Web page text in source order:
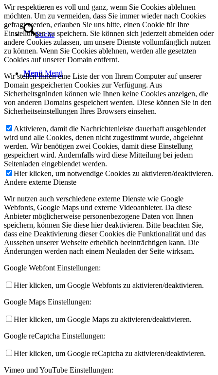
Suche
Menü Menü
Wir respektieren es voll und ganz, wenn Sie Cookies ablehnen
möchten. Um zu vermeiden, dass Sie immer wieder nach Cookies
gefragt werden, erlauben Sie uns bitte, einen Cookie für Ihre
Einstellungen zu speichern. Sie können sich jederzeit abmelden oder
andere Cookies zulassen, um unsere Dienste vollumfänglich nutzen
zu können. Wenn Sie Cookies ablehnen, werden alle gesetzten
Cookies auf unserer Domain entfernt.
Wir stellen Ihnen eine Liste der von Ihrem Computer auf unserer
Domain gespeicherten Cookies zur Verfügung. Aus
Sicherheitsgründen können wie Ihnen keine Cookies anzeigen, die
von anderen Domains gespeichert werden. Diese können Sie in den
Sicherheitseinstellungen Ihres Browsers einsehen.
Aktivieren, damit die Nachrichtenleiste dauerhaft ausgeblendet
wird und alle Cookies, denen nicht zugestimmt wurde, abgelehnt
werden. Wir benötigen zwei Cookies, damit diese Einstellung
gespeichert wird. Andernfalls wird diese Mitteilung bei jedem
Seitenladen eingeblendet werden.
Hier klicken, um notwendige Cookies zu aktivieren/deaktivieren.
Andere externe Dienste
Wir nutzen auch verschiedene externe Dienste wie Google
Webfonts, Google Maps und externe Videoanbieter. Da diese
Anbieter möglicherweise personenbezogene Daten von Ihnen
speichern, können Sie diese hier deaktivieren. Bitte beachten Sie,
dass eine Deaktivierung dieser Cookies die Funktionalität und das
Aussehen unserer Webseite erheblich beeinträchtigen kann. Die
Änderungen werden nach einem Neuladen der Seite wirksam.
Google Webfont Einstellungen:
Hier klicken, um Google Webfonts zu aktivieren/deaktivieren.
Google Maps Einstellungen:
Hier klicken, um Google Maps zu aktivieren/deaktivieren.
Google reCaptcha Einstellungen:
Hier klicken, um Google reCaptcha zu aktivieren/deaktivieren.
Vimeo und YouTube Einstellungen: